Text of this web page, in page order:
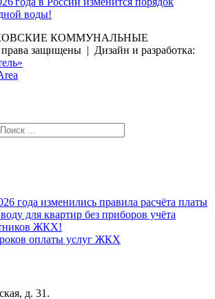
воды!
КОММУНАЛЬНЫЕ
защищены | Дизайн и разработка:
года изменились правила расчёта платы
для квартир без приборов учёта
ЖКХ!
оплаты услуг ЖКХ
д. 31.